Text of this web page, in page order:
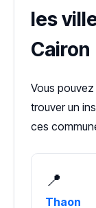
les
Cairon
Vous
trouver un
ces
📍
Thaon